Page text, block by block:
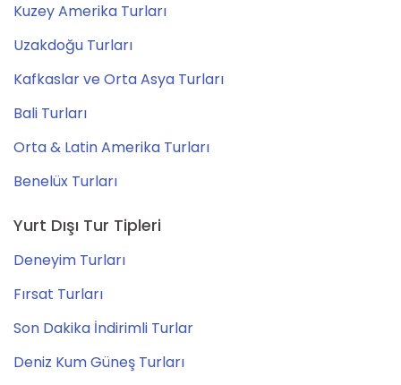
Kuzey Amerika Turları
Uzakdoğu Turları
Kafkaslar ve Orta Asya Turları
Bali Turları
Orta & Latin Amerika Turları
Benelüx Turları
Yurt Dışı Tur Tipleri
Deneyim Turları
Fırsat Turları
Son Dakika İndirimli Turlar
Deniz Kum Güneş Turları